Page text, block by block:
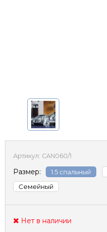
Артикул: CAN060/1
Размер: 1.5 спальный
Семейный
Нет в наличии